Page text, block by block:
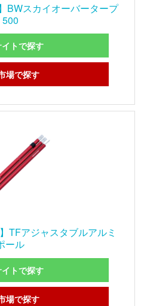
BWスカイオーバータープ
500
トで探す
場で探す
TFアジャスタブルアルミ
ール
トで探す
場で探す